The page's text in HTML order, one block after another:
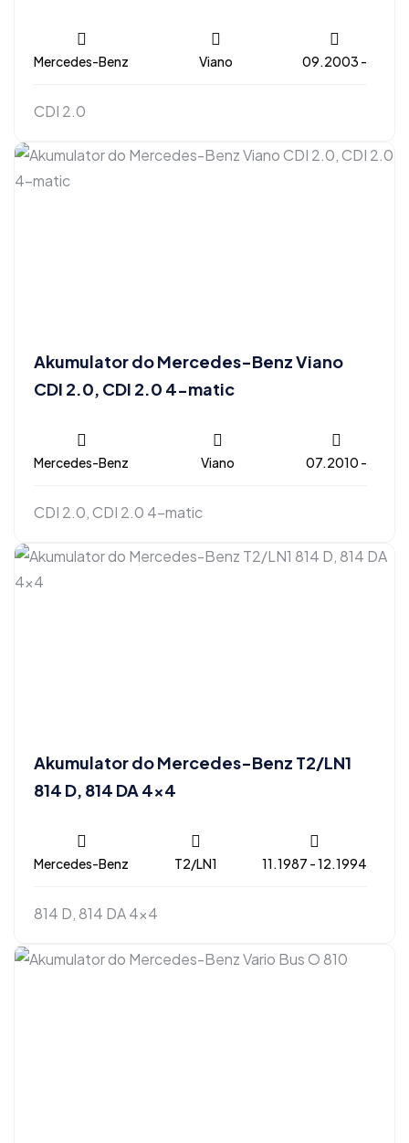
Mercedes-Benz Viano 09.2003 -
CDI 2.0
Akumulator do Mercedes-Benz Viano
CDI 2.0, CDI 2.0 4-matic
Mercedes-Benz Viano 07.2010 -
CDI 2.0, CDI 2.0 4-matic
Akumulator do Mercedes-Benz T2/LN1
814 D, 814 DA 4×4
Mercedes-Benz T2/LN1 11.1987 - 12.1994
814 D, 814 DA 4x4